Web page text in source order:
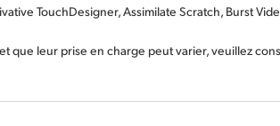
TouchDesigner, Assimilate Scratch, Burst
que leur prise en charge peut varier, veuillez